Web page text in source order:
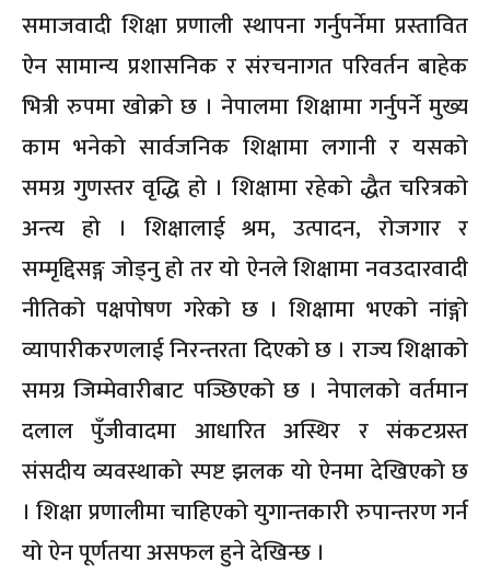
समाजवादी शिक्षा प्रणाली स्थापना गर्नुपर्नेमा प्रस्तावित
ऐन सामान्य प्रशासनिक र संरचनागत परिवर्तन बाहेक
भित्री रुपमा खोक्रो छ । नेपालमा शिक्षामा गर्नुपर्ने मुख्य
काम भनेको सार्वजनिक शिक्षामा लगानी र यसको
समग्र गुणस्तर वृद्धि हो । शिक्षामा रहेको द्धैत चरित्रको
अन्त्य हो । शिक्षालाई श्रम, उत्पादन, रोजगार र
सम्मृद्दिसङ्ग जोड्नु हो तर यो ऐनले शिक्षामा नवउदारवादी
नीतिको पक्षपोषण गरेको छ । शिक्षामा भएको नांङ्गो
व्यापारीकरणलाई निरन्तरता दिएको छ । राज्य शिक्षाको
समग्र जिम्मेवारीबाट पञ्छिएको छ । नेपालको वर्तमान
दलाल पुँजीवादमा आधारित अस्थिर र संकटग्रस्त
संसदीय व्यवस्थाको स्पष्ट झलक यो ऐनमा देखिएको छ
। शिक्षा प्रणालीमा चाहिएको युगान्तकारी रुपान्तरण गर्न
यो ऐन पूर्णतया असफल हुने देखिन्छ ।